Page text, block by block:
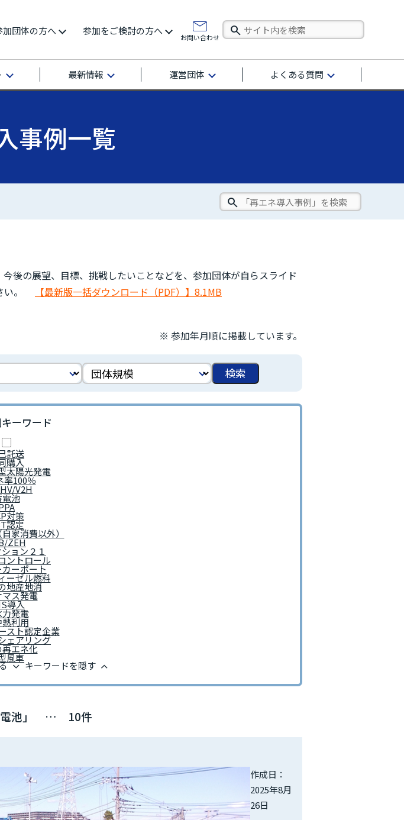
最新情報 運営団体 よくある質問
加団体の方へ 参加をご検討の方へ
お問い合わせ
事例一覧
後の展望、目標、挑戦したいことなどを、参加団体が自らスライド
い。
【最新版一括ダウンロード（PDF）】8.1MB
※ 参加年月順に掲載しています。
ーワード
託送
購入
太陽光発電
率100％
V2H
池
対策
認定
家消費以外）
ZEH
ョン２１
ントロール
ーポート
ーゼル燃料
地産地消
ス発電
導入
発電
利用
スト認定企業
ェアリング
エネ化
風車
keyboard_arrow_down キーワードを隠す keyboard_arrow_up
電池」 … 10件
作成日：
2025年8月
26日